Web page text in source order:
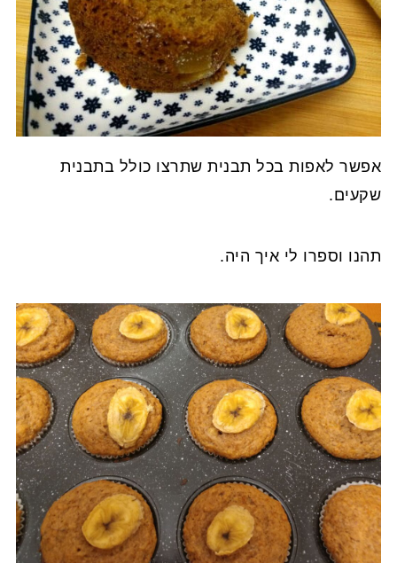
אפשר לאפות בכל תבנית שתרצו כולל בתבנית
שקעים.
תהנו וספרו לי איך היה.